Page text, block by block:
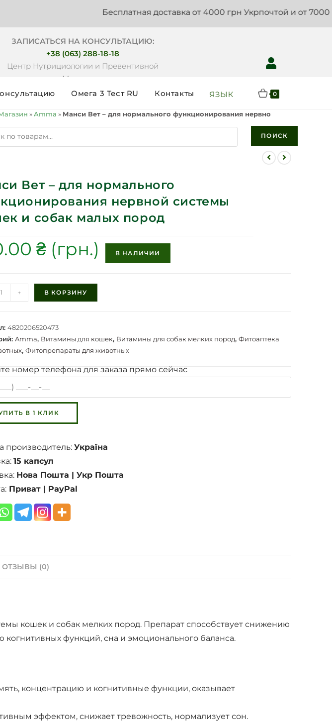
Бесплатная доставка от 4000 грн Укрпочтой и от 7000 грн
ЗАПИСАТЬСЯ НА КОНСУЛЬТАЦИЮ:
+38 (063) 288-18-18
Центр Нутрициологии и Превентивной
Медицины
Омега 3 Тест RU Контакты ЯЗЫК 0
»Amma » Манси Вет – для нормального функционирования нервной системы
ПОИСК
Вет – для нормального
нервной системы
и собак малых пород
₴ В НАЛИЧИИ
+ В КОРЗИНУ
4820206520473
Amma, Витамины для кошек, Витамины для собак мелких пород, Фитоаптека
, Фитопрепараты для животных
номер телефона для заказа прямо сейчас
производитель: Україна
15 капсул
Нова Пошта | Укр Пошта
Приват | PayPal
ОТЗЫВЫ (0)
кошек и собак мелких пород. Препарат способствует снижению
функций, сна и эмоционального баланса.
концентрацию и когнитивные функции, оказывает
эффектом, снижает тревожность, нормализует сон.